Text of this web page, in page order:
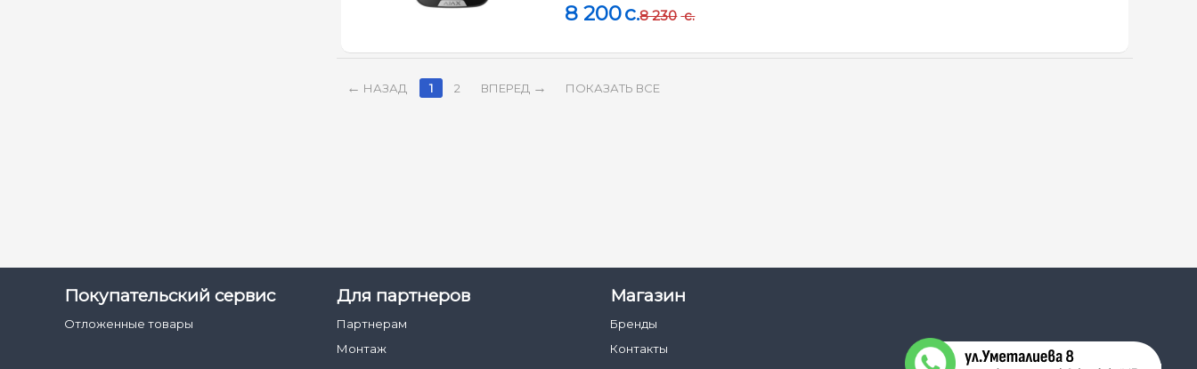
8 200c.8 230 c.
НАЗАД 1 2 ВПЕРЕД ПОКАЗАТЬ ВСЕ
Покупательский сервис
Отложенные товары
Для партнеров
Партнерам
Монтаж
Магазин
Бренды
Контакты